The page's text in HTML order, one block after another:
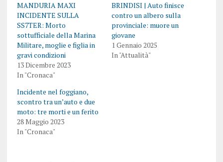
MANDURIA MAXI
INCIDENTE SULLA
SS7TER: Morto
sottufficiale della Marina
Militare, moglie e figlia in
gravi condizioni
13 Dicembre 2023
In "Cronaca"
BRINDISI | Auto finisce
contro un albero sulla
provinciale: muore un
giovane
1 Gennaio 2025
In "Attualità"
Incidente nel foggiano,
scontro tra un’auto e due
moto: tre morti e un ferito
28 Maggio 2023
In "Cronaca"